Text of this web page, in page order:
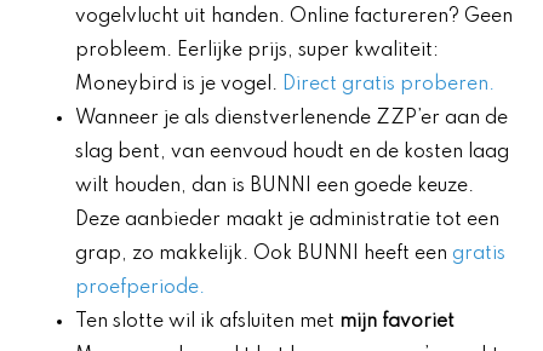
vogelvlucht uit handen. Online factureren? Geen
probleem. Eerlijke prijs, super kwaliteit:
Moneybird is je vogel. Direct gratis proberen.
Wanneer je als dienstverlenende ZZP’er aan de
slag bent, van eenvoud houdt en de kosten laag
wilt houden, dan is BUNNI een goede keuze.
Deze aanbieder maakt je administratie tot een
grap, zo makkelijk. Ook BUNNI heeft een gratis
proefperiode.
Ten slotte wil ik afsluiten met mijn favoriet